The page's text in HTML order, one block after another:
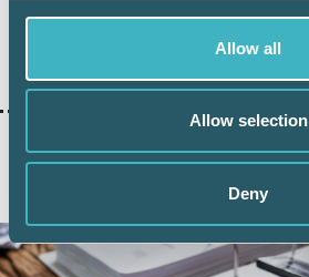
Allow all
Allow selection
Deny